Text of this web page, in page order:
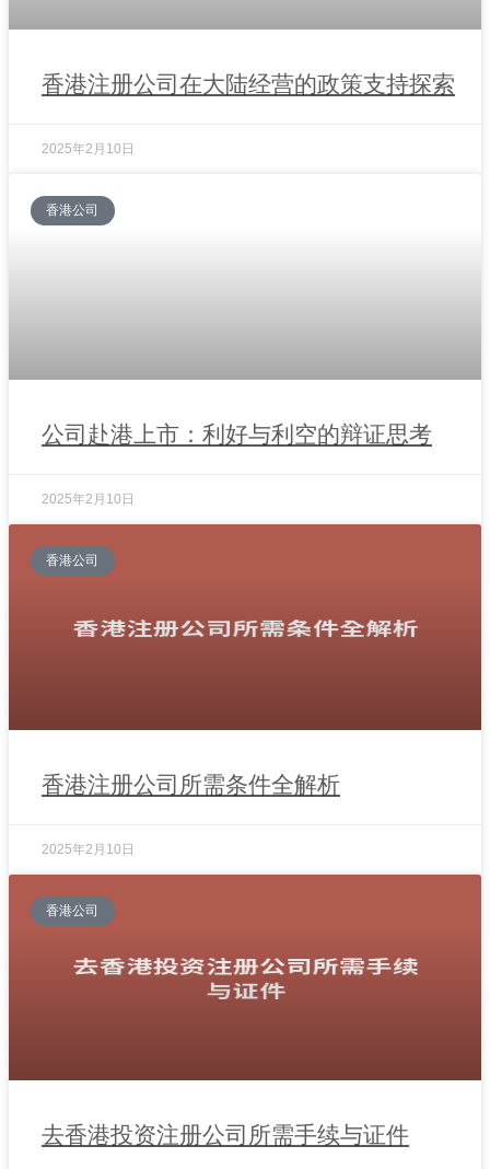
香港注册公司在大陆经营的政策支持探索
2025年2月10日
香港公司
公司赴港上市：利好与利空的辩证思考
2025年2月10日
香港公司
香港注册公司所需条件全解析
2025年2月10日
香港公司
去香港投资注册公司所需手续与证件